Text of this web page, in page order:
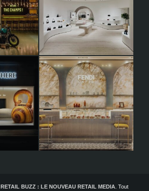
RETAIL BUZZ : LE NOUVEAU RETAIL MEDIA. Tout